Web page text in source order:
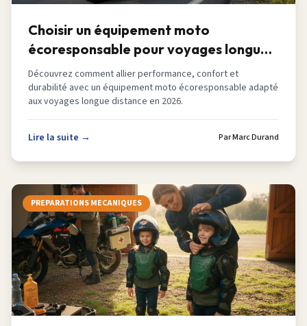
Choisir un équipement moto
écoresponsable pour voyages longue
distance en 2026
Découvrez comment allier performance, confort et
durabilité avec un équipement moto écoresponsable adapté
aux voyages longue distance en 2026.
Lire la suite → ParMarc Durand
PREPARATIONS MECANIQUES